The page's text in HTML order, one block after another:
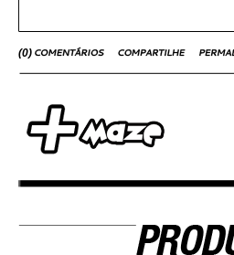
(0)